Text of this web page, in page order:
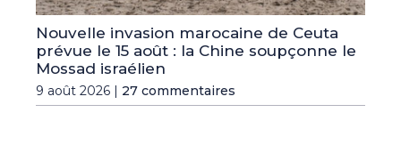
Nouvelle invasion marocaine de Ceuta
prévue le 15 août : la Chine soupçonne le
Mossad israélien
9 août 2026 | 27 commentaires